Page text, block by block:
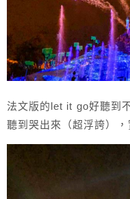
法文版的let it go好聽到
聽到哭出來（超浮誇），